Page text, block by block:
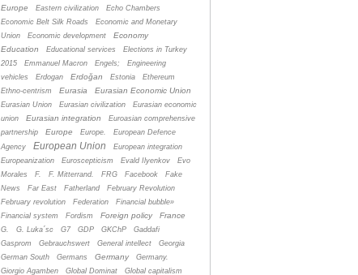
Europe
Eastern civilization
Echo Chambers
Economic Belt Silk Roads
Economic and Monetary
Union
Economic development
Economy
Education
Educational services
Elections in Turkey
2015
Emmanuel Macron Engels;
Engineering
vehicles
Erdogan Erdoğan Estonia
Ethereum
Ethno-centrism
Eurasia Eurasian Economic Union
Eurasian Union Eurasian civilization
Eurasian economic
union
Eurasian integration
Euroasian comprehensive
partnership
Europe Europe.
European Defence
Agency
European Union
European integration
Europeanization
Euroscepticism Evald Ilyenkov
Evo
Morales
F. F. Mitterrand. FRG Facebook
Fake
News
Far East Fatherland
February Revolution
February revolution
Federation
Financial bubble»
Financial system
Fordism Foreign policy France
G. G. Luka´sc G7 GDP GKChP
Gaddafi
Gasprom
Gebrauchswert General intellect
Georgia
German South
Germans Germany
Germany.
Giorgio Agamben
Global Dominat Global capitalism